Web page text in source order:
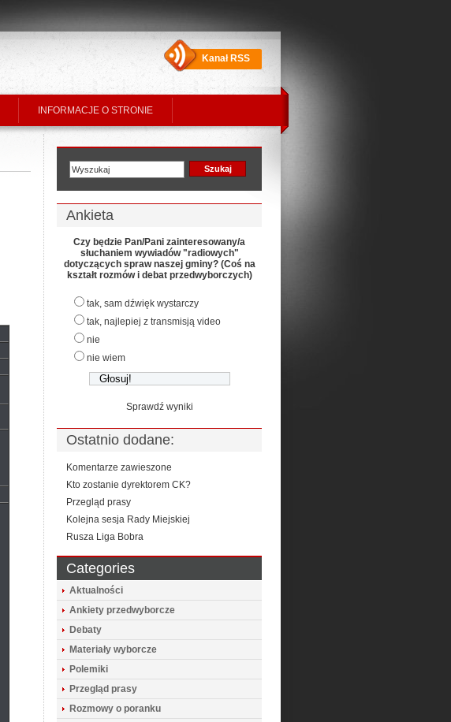
Kanał RSS
INFORMACJE O STRONIE
Ankieta
Czy będzie Pan/Pani zainteresowany/a
słuchaniem wywiadów "radiowych"
dotyczących spraw naszej gminy? (Coś na
kształt rozmów i debat przedwyborczych)
tak, sam dźwięk wystarczy
tak, najlepiej z transmisją video
nie
nie wiem
Sprawdź wyniki
Ostatnio dodane:
Komentarze zawieszone
Kto zostanie dyrektorem CK?
Przegląd prasy
Kolejna sesja Rady Miejskiej
Rusza Liga Bobra
Categories
Aktualności
Ankiety przedwyborcze
Debaty
Materiały wyborcze
Polemiki
Przegląd prasy
Rozmowy o poranku